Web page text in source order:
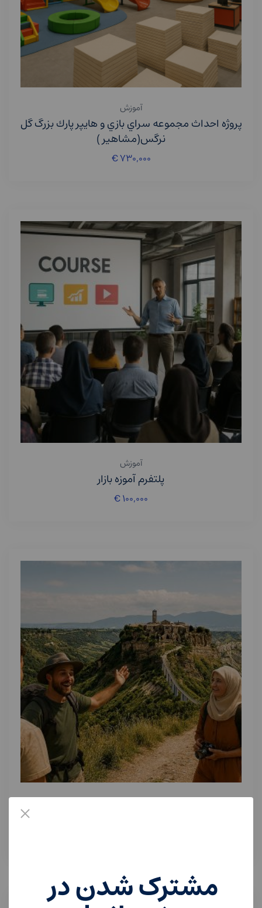
آموزش
پروژه احداث مجموعه سراي بازي و هايپر پارك بزرگ گل
نرگس(مشاهير )
€۷۳۰,۰۰۰
آموزش
پلتفرم آموزه بازار
€۱۰۰,۰۰۰
پلتفرم ارائه تجربیات به همراه تور درتمامی مقصد ها
مشترک شدن در